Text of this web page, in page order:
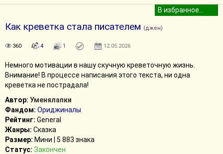
Как креветка стала писателем (джен)
360 4 1 12.05.2026
Немного мотивации в нашу скучную креветочную жизнь.
Внимание! В процессе написания этого текста, ни одна
креветка не пострадала!
Автор: Уменялапки
Фандом: Ориджиналы
Рейтинг: General
Жанры: Сказка
Размер: Мини | 5 883 знака
Статус: Закончен